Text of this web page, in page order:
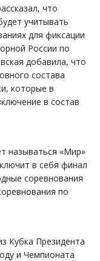
что
учитывать
для фиксации
России по
добавила, что
состава
которые в
в состав
называться «Мир»
в себя финал
соревнования
по
Кубка Президента
и Чемпионата